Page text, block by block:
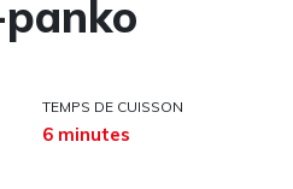
TEMPS DE CUISSON
6 minutes